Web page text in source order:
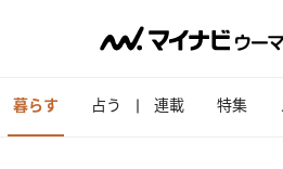
暮らす 占う 連載 特集